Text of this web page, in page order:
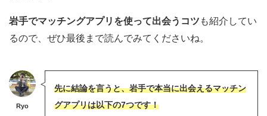
岩手でマッチングアプリを使って出会うコツ も紹介してい
るので、ぜひ最後まで読んでみてくださいね。
Ryo
先に結論を言うと、岩手で本当に出会えるマッチン
グアプリは以下の7つです！